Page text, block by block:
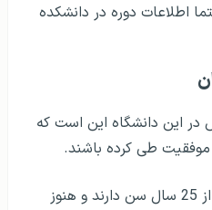
اطلاعات دوره در دانشکده
در این دانشگاه این است که
موفقیت طی کرده باشند.
اگر افراد متقاضی بیش از 25 سال سن دارند و هنوز